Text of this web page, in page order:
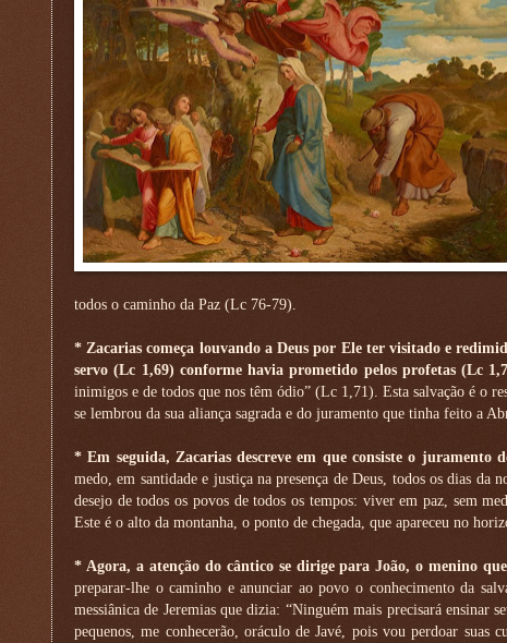
todos o caminho da Paz (Lc 76-79).
* Zacarias começa louvando a Deus por Ele ter visitado e
servo (Lc 1,69) conforme havia prometido pelos profetas (Lc
inimigos e de todos que nos têm ódio” (Lc 1,71). Esta salvação é o
se lembrou da sua aliança sagrada e do juramento que tinha feito a
* Em seguida, Zacarias descreve em que consiste o juramento
medo, em santidade e justiça na presença de Deus, todos os dias da
desejo de todos os povos de todos os tempos: viver em paz, sem
Este é o alto da montanha, o ponto de chegada, que apareceu no
* Agora, a atenção do cântico se dirige para João, o menino que
preparar-lhe o caminho e anunciar ao povo o conhecimento da
messiânica de Jeremias que dizia: “Ninguém mais precisará ensinar
pequenos, me conhecerão, oráculo de Javé, pois vou perdoar suas